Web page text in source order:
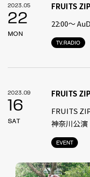
2023.05
22
MON
TV.RADIO
FRUITS
22:00〜
2023.09
16
SAT
EVENT
FRUITS
FRUITS
神奈川公演